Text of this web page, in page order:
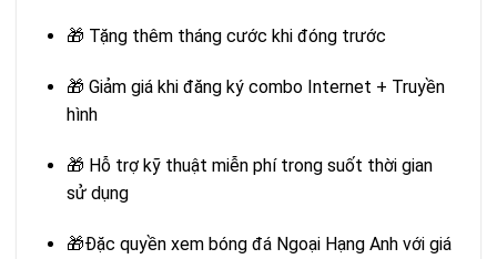
🎁 Tặng thêm tháng cước khi đóng trước
🎁 Giảm giá khi đăng ký combo Internet + Truyền
hình
🎁 Hỗ trợ kỹ thuật miễn phí trong suốt thời gian
sử dụng
🎁Đặc quyền xem bóng đá Ngoại Hạng Anh với giá